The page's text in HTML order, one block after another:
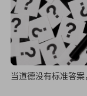
当道德没有标准答案